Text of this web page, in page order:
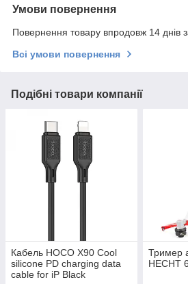
Умови повернення
Повернення товару впродовж 14 днів
Всі умови повернення
Подібні товари компанії
Кабель HOCO X90 Cool
silicone PD charging data
cable for iP Black
Тример
HECHT